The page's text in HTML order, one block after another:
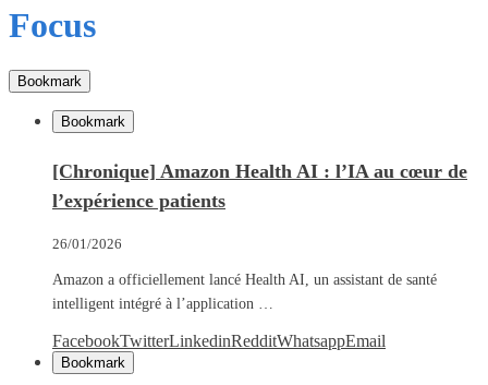
Focus
Bookmark
Bookmark
[Chronique] Amazon Health AI : l’IA au cœur de
l’expérience patients
26/01/2026
Amazon a officiellement lancé Health AI, un assistant de santé
intelligent intégré à l’application …
FacebookTwitterLinkedinRedditWhatsappEmail
Bookmark